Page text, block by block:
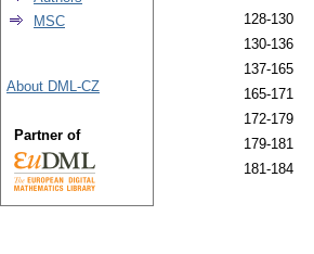
128-130
130-136
137-165
165-171
172-179
179-181
181-184
MSC
About DML-CZ
Partner of